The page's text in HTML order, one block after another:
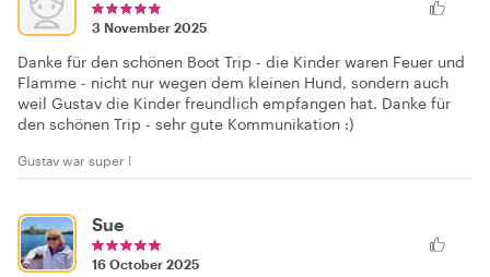
3 November 2025
Danke für den schönen Boot Trip - die Kinder waren Feuer und
Flamme - nicht nur wegen dem kleinen Hund, sondern auch
weil Gustav die Kinder freundlich empfangen hat. Danke für
den schönen Trip - sehr gute Kommunikation :)
Gustav war super !
Sue
16 October 2025